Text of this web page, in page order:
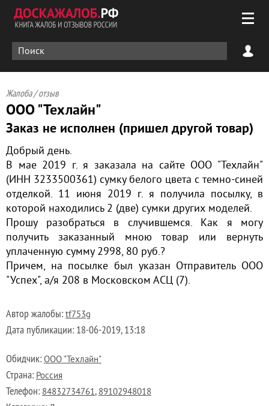
Жалоба / отзыв
ООО "Техлайн"
Заказ не исполнен (пришел другой товар)
Добрый день.
В мае 2019 г. я заказала на сайте ООО "Техлайн"
(ИНН 3233500361) сумку белого цвета с темно-синей
отделкой. 11 июня 2019 г. я получила посылку, в
которой находились 2 (две) сумки других моделей.
Прошу разобраться в случившемся. Как я могу
получить заказанный мною товар или вернуть
уплаченную сумму 2998, 80 руб.?
Причем, на посылке был указан Отправитель ООО
"Успех", а/я 208 в Московском АСЦ (7).
Автор жалобы: tf753g
Дата публикации: 18-06-2019, 13:18
Обидчик: ООО "Техлайн"
Страна: Россия
Телефон: 84832734761,89102948018